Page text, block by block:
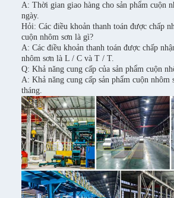
A: Thời gian giao hàng cho sản phẩm cuộn
ngày.
Hỏi: Các điều khoản thanh toán được chấp
cuộn nhôm sơn là gì?
A: Các điều khoản thanh toán được chấp
nhôm sơn là L / C và T / T.
Q: Khả năng cung cấp của sản phẩm cuộn
A: Khả năng cung cấp sản phẩm cuộn nhôm
tháng.